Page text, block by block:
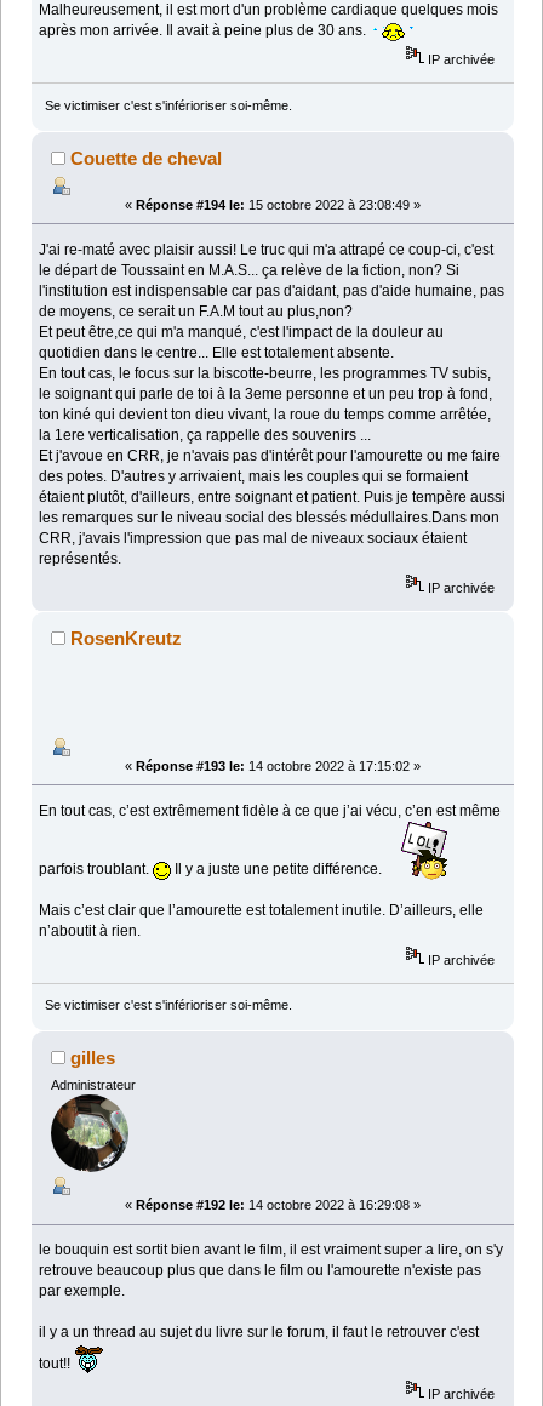
Malheureusement, il est mort d'un problème cardiaque quelques mois
après mon arrivée. Il avait à peine plus de 30 ans.
IP archivée
Se victimiser c'est s'inférioriser soi-même.
Couette de cheval
« Réponse #194 le: 15 octobre 2022 à 23:08:49 »
J'ai re-maté avec plaisir aussi! Le truc qui m'a attrapé ce coup-ci, c'est
le départ de Toussaint en M.A.S... ça relève de la fiction, non? Si
l'institution est indispensable car pas d'aidant, pas d'aide humaine, pas
de moyens, ce serait un F.A.M tout au plus,non?
Et peut être,ce qui m'a manqué, c'est l'impact de la douleur au
quotidien dans le centre... Elle est totalement absente.
En tout cas, le focus sur la biscotte-beurre, les programmes TV subis,
le soignant qui parle de toi à la 3eme personne et un peu trop à fond,
ton kiné qui devient ton dieu vivant, la roue du temps comme arrêtée,
la 1ere verticalisation, ça rappelle des souvenirs ...
Et j'avoue en CRR, je n'avais pas d'intérêt pour l'amourette ou me faire
des potes. D'autres y arrivaient, mais les couples qui se formaient
étaient plutôt, d'ailleurs, entre soignant et patient. Puis je tempère aussi
les remarques sur le niveau social des blessés médullaires.Dans mon
CRR, j'avais l'impression que pas mal de niveaux sociaux étaient
représentés.
IP archivée
RosenKreutz
« Réponse #193 le: 14 octobre 2022 à 17:15:02 »
En tout cas, c’est extrêmement fidèle à ce que j’ai vécu, c’en est même
parfois troublant. Il y a juste une petite différence.
Mais c’est clair que l’amourette est totalement inutile. D’ailleurs, elle
n’aboutit à rien.
IP archivée
Se victimiser c'est s'inférioriser soi-même.
gilles
Administrateur
« Réponse #192 le: 14 octobre 2022 à 16:29:08 »
le bouquin est sortit bien avant le film, il est vraiment super a lire, on s'y
retrouve beaucoup plus que dans le film ou l'amourette n'existe pas
par exemple.
il y a un thread au sujet du livre sur le forum, il faut le retrouver c'est
tout!!
IP archivée